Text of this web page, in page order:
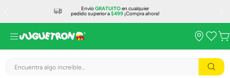
EnvíoGRATUITOen cualquier
pedido superior a$499¡Compra ahora!
Encuentra algo increíble...